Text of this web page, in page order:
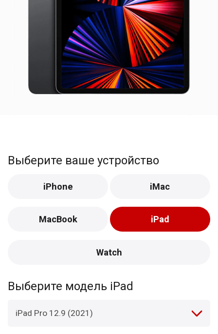
Выберите ваше устройство
iPhone iMac
MacBook iPad
Watch
Выберите модель iPad
iPad Pro 12.9 (2021)